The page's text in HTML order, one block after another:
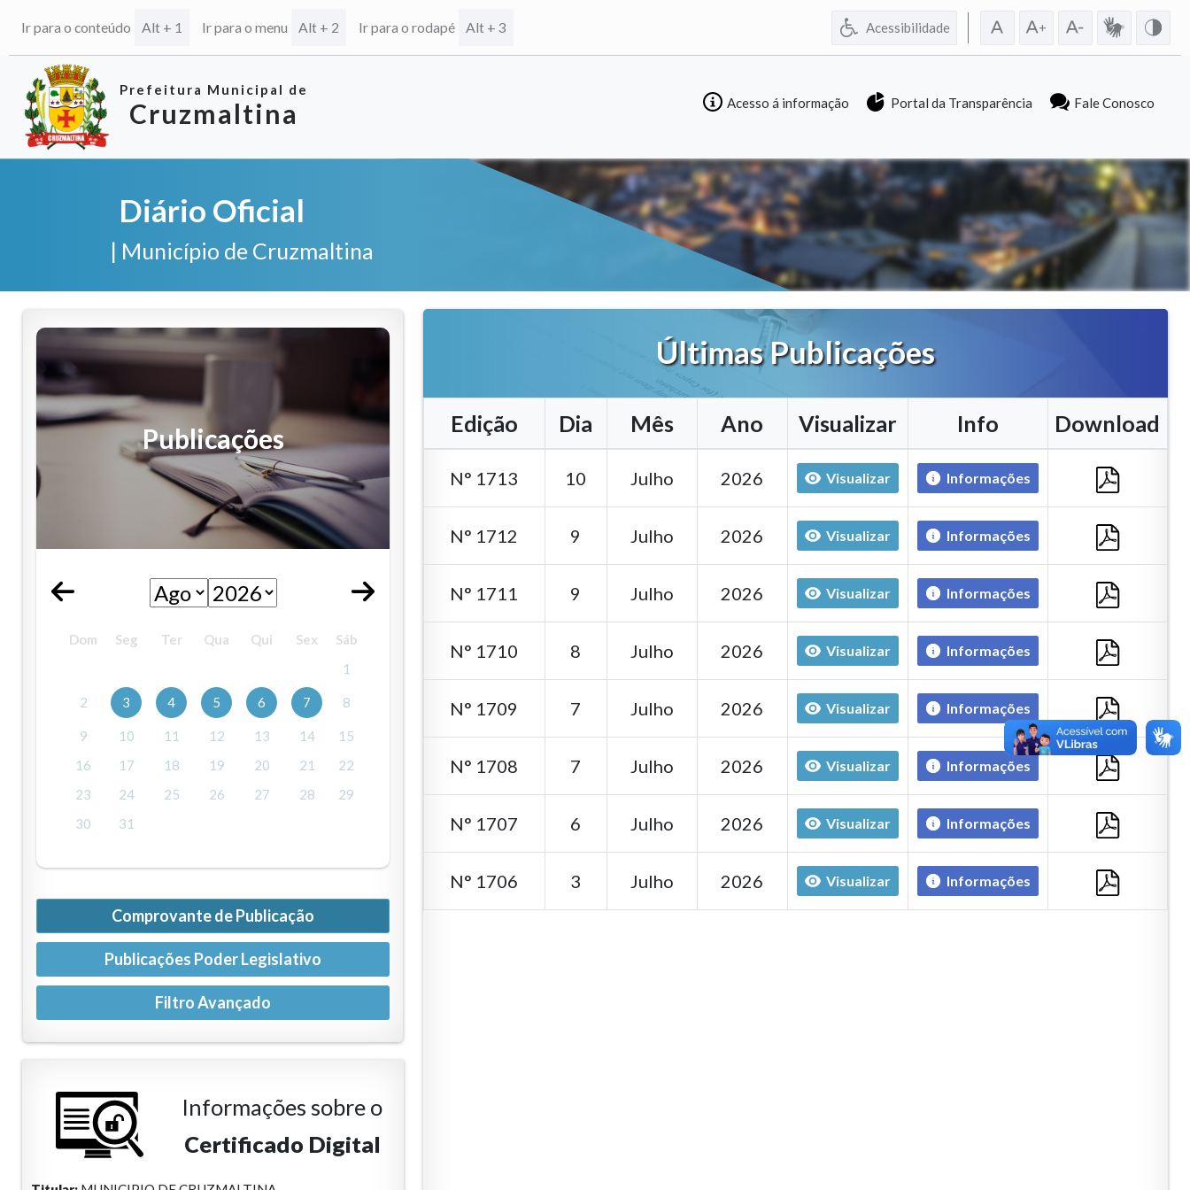
Ir para o conteúdo Alt + 1 Ir para o menu Alt + 2 Ir para o rodapé Alt + 3 Acessibilidade
Prefeitura Municipal de
Cruzmaltina Acesso á informação Portal da Transparência Fale Conosco
Diário Oficial
| Município de Cruzmaltina
Publicações
Dom Seg Ter Qua Qui Sex
Sáb
1
2 3 4 5 6 7 8
9 10 11 12 13 14
15
16
17 18 19 20 21
22
23
24 25 26 27 28
29
30
31
Comprovante de Publicação
Publicações Poder Legislativo
Informações sobre o
Certificado Digital
Últimas Publicações
Edição Dia Mês Ano Visualizar Info Download
N° 1713 10 Julho 2026 Visualizar Informações
N° 1712 9 Julho 2026 Visualizar Informações
N° 1711 9 Julho 2026 Visualizar Informações
N° 1710 8 Julho 2026 Visualizar Informações
N° 1709 7 Julho 2026 Visualizar Informações
N° 1708 7 Julho 2026 Visualizar Informações
N° 1707 6 Julho 2026 Visualizar Informações
N° 1706 3 Julho 2026 Visualizar Informações